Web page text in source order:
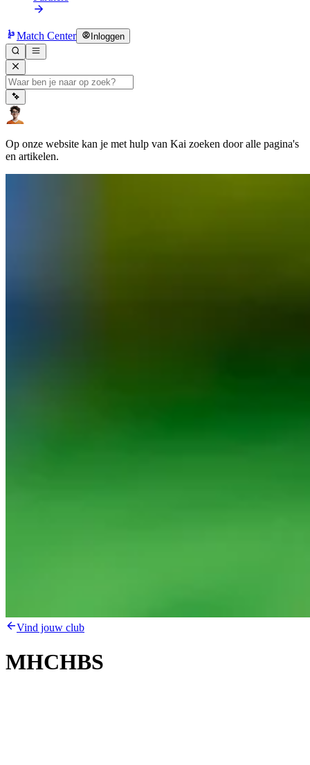
Match Center Inloggen
Op onze website kan je met hulp van Kai zoeken door alle pagina's
en artikelen.
Vind jouw club
MHCHBS